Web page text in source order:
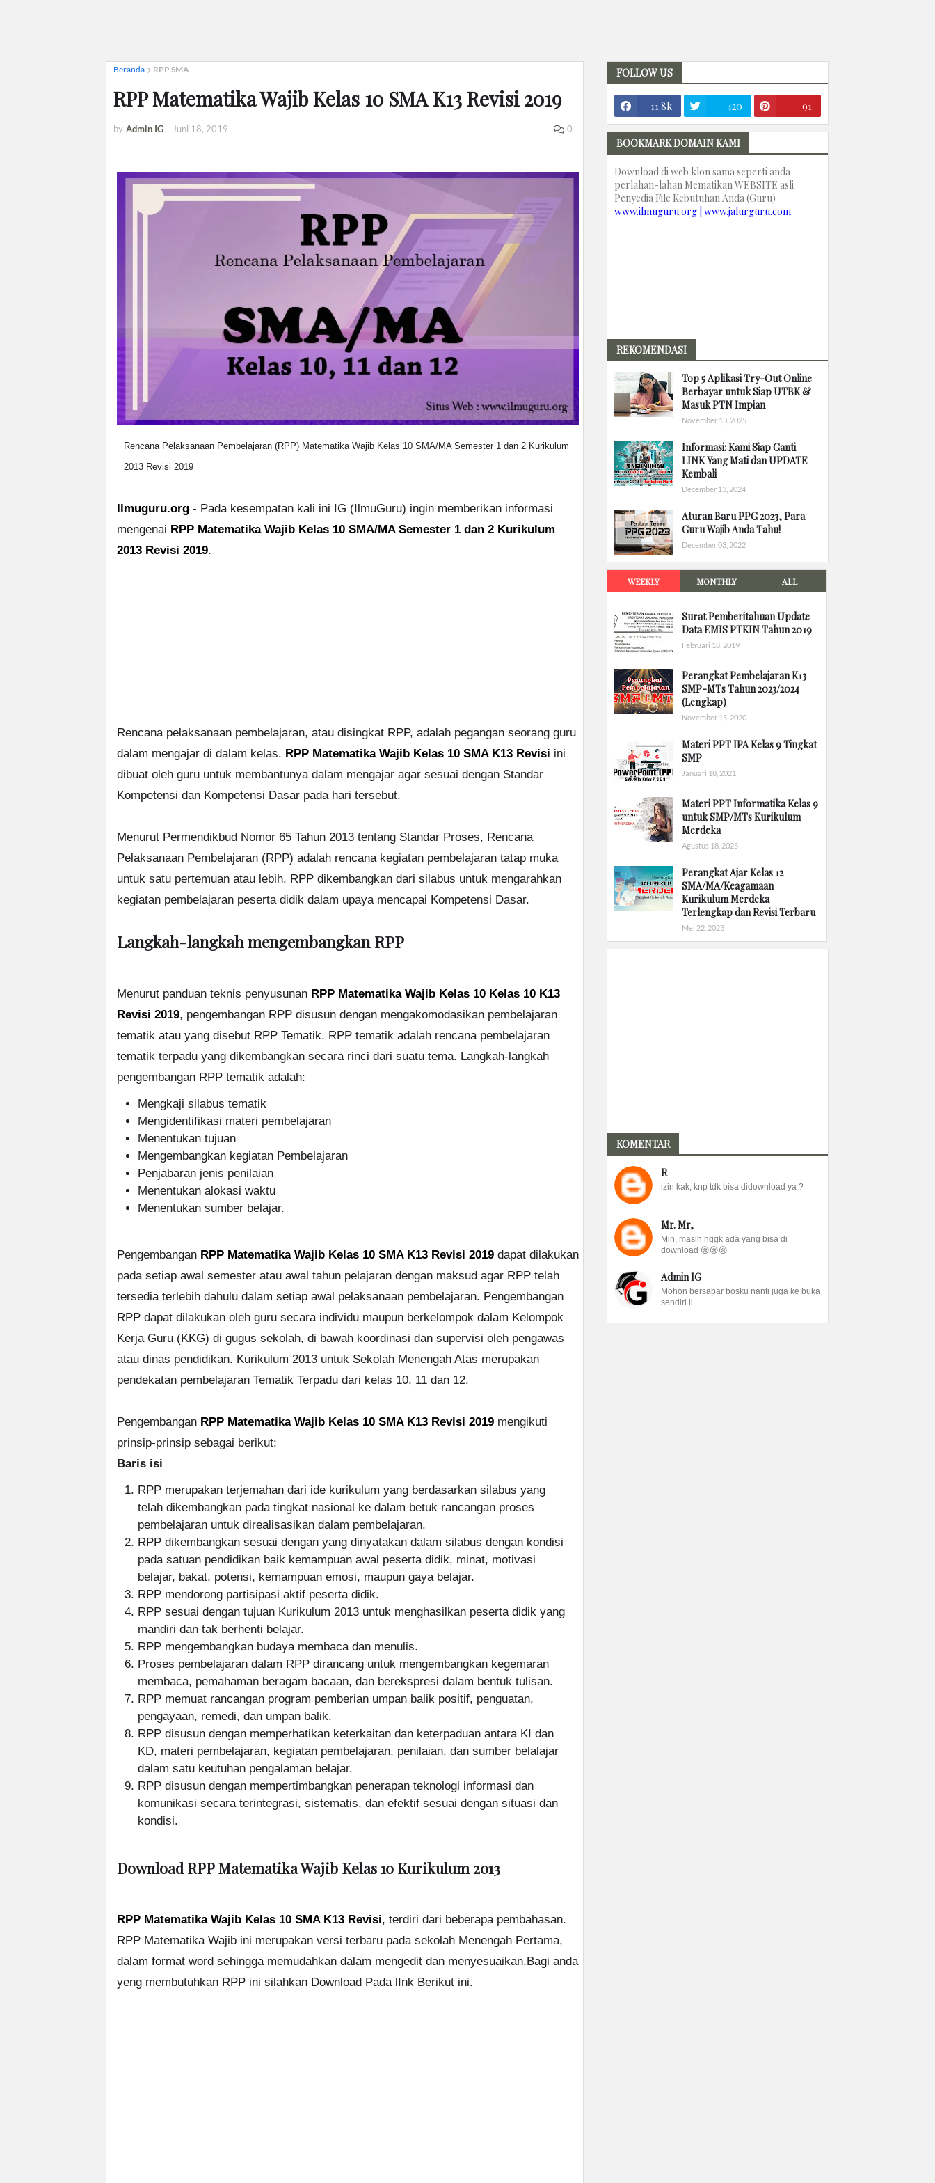
Beranda RPP SMA
RPP Matematika Wajib Kelas 10 SMA K13 Revisi 2019
by Admin IG - Juni 18, 2019 0
Rencana Pelaksanaan Pembelajaran (RPP) Matematika Wajib Kelas 10 SMA/MA Semester 1 dan 2 Kurikulum
2013 Revisi 2019
Ilmuguru.org - Pada kesempatan kali ini IG (IlmuGuru) ingin memberikan informasi
mengenai RPP Matematika Wajib Kelas 10 SMA/MA Semester 1 dan 2 Kurikulum
2013 Revisi 2019.
Rencana pelaksanaan pembelajaran, atau disingkat RPP, adalah pegangan seorang guru
dalam mengajar di dalam kelas. RPP Matematika Wajib Kelas 10 SMA K13 Revisi ini
dibuat oleh guru untuk membantunya dalam mengajar agar sesuai dengan Standar
Kompetensi dan Kompetensi Dasar pada hari tersebut.
Menurut Permendikbud Nomor 65 Tahun 2013 tentang Standar Proses, Rencana
Pelaksanaan Pembelajaran (RPP) adalah rencana kegiatan pembelajaran tatap muka
untuk satu pertemuan atau lebih. RPP dikembangkan dari silabus untuk mengarahkan
kegiatan pembelajaran peserta didik dalam upaya mencapai Kompetensi Dasar.
Langkah-langkah mengembangkan RPP
Menurut panduan teknis penyusunan RPP Matematika Wajib Kelas 10 Kelas 10 K13
Revisi 2019, pengembangan RPP disusun dengan mengakomodasikan pembelajaran
tematik atau yang disebut RPP Tematik. RPP tematik adalah rencana pembelajaran
tematik terpadu yang dikembangkan secara rinci dari suatu tema. Langkah-langkah
pengembangan RPP tematik adalah:
Mengkaji silabus tematik
Mengidentifikasi materi pembelajaran
Menentukan tujuan
Mengembangkan kegiatan Pembelajaran
Penjabaran jenis penilaian
Menentukan alokasi waktu
Menentukan sumber belajar.
Pengembangan RPP Matematika Wajib Kelas 10 SMA K13 Revisi 2019 dapat dilakukan
pada setiap awal semester atau awal tahun pelajaran dengan maksud agar RPP telah
tersedia terlebih dahulu dalam setiap awal pelaksanaan pembelajaran. Pengembangan
RPP dapat dilakukan oleh guru secara individu maupun berkelompok dalam Kelompok
Kerja Guru (KKG) di gugus sekolah, di bawah koordinasi dan supervisi oleh pengawas
atau dinas pendidikan. Kurikulum 2013 untuk Sekolah Menengah Atas merupakan
pendekatan pembelajaran Tematik Terpadu dari kelas 10, 11 dan 12.
Pengembangan RPP Matematika Wajib Kelas 10 SMA K13 Revisi 2019 mengikuti
prinsip-prinsip sebagai berikut:
Baris isi
RPP merupakan terjemahan dari ide kurikulum yang berdasarkan silabus yang
telah dikembangkan pada tingkat nasional ke dalam betuk rancangan proses
pembelajaran untuk direalisasikan dalam pembelajaran.
RPP dikembangkan sesuai dengan yang dinyatakan dalam silabus dengan kondisi
pada satuan pendidikan baik kemampuan awal peserta didik, minat, motivasi
belajar, bakat, potensi, kemampuan emosi, maupun gaya belajar.
RPP mendorong partisipasi aktif peserta didik.
RPP sesuai dengan tujuan Kurikulum 2013 untuk menghasilkan peserta didik yang
mandiri dan tak berhenti belajar.
RPP mengembangkan budaya membaca dan menulis.
Proses pembelajaran dalam RPP dirancang untuk mengembangkan kegemaran
membaca, pemahaman beragam bacaan, dan berekspresi dalam bentuk tulisan.
RPP memuat rancangan program pemberian umpan balik positif, penguatan,
pengayaan, remedi, dan umpan balik.
RPP disusun dengan memperhatikan keterkaitan dan keterpaduan antara KI dan
KD, materi pembelajaran, kegiatan pembelajaran, penilaian, dan sumber belalajar
dalam satu keutuhan pengalaman belajar.
RPP disusun dengan mempertimbangkan penerapan teknologi informasi dan
komunikasi secara terintegrasi, sistematis, dan efektif sesuai dengan situasi dan
kondisi.
Download RPP Matematika Wajib Kelas 10 Kurikulum 2013
RPP Matematika Wajib Kelas 10 SMA K13 Revisi, terdiri dari beberapa pembahasan.
RPP Matematika Wajib ini merupakan versi terbaru pada sekolah Menengah Pertama,
dalam format word sehingga memudahkan dalam mengedit dan menyesuaikan.Bagi anda
yeng membutuhkan RPP ini silahkan Download Pada lInk Berikut ini.
FOLLOW US
11.8k 420 91
BOOKMARK DOMAIN KAMI
Download di web klon sama seperti anda
perlahan-lahan Mematikan WEBSITE asli
Penyedia File Kebutuhan Anda (Guru)
www.ilmuguru.org | www.jalurguru.com
REKOMENDASI
Top 5 Aplikasi Try-Out Online
Berbayar untuk Siap UTBK &
Masuk PTN Impian
November 13, 2025
Informasi: Kami Siap Ganti
LINK Yang Mati dan UPDATE
Kembali
December 13, 2024
Aturan Baru PPG 2023, Para
Guru Wajib Anda Tahu!
December 03, 2022
WEEKLY MONTHLY ALL
Surat Pemberitahuan Update
Data EMIS PTKIN Tahun 2019
Februari 18, 2019
Perangkat Pembelajaran K13
SMP-MTs Tahun 2023/2024
(Lengkap)
November 15, 2020
Materi PPT IPA Kelas 9 Tingkat
SMP
Januari 18, 2021
Materi PPT Informatika Kelas 9
untuk SMP/MTs Kurikulum
Merdeka
Agustus 18, 2025
Perangkat Ajar Kelas 12
SMA/MA/Keagamaan
Kurikulum Merdeka
Terlengkap dan Revisi Terbaru
Mei 22, 2023
KOMENTAR
R
izin kak, knp tdk bisa didownload ya ?
Mr. Mr,
Min, masih nggk ada yang bisa di
download 😢😢😢
Admin IG
Mohon bersabar bosku nanti juga ke buka
sendiri li...